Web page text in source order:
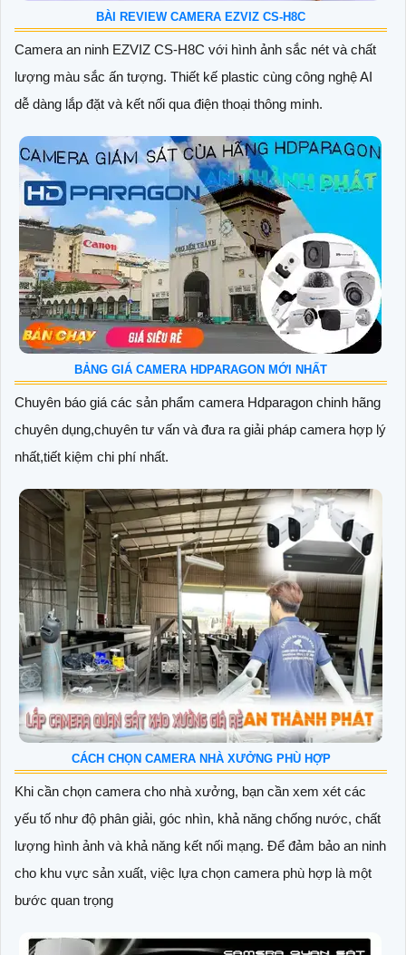
BÀI REVIEW CAMERA EZVIZ CS-H8C
Camera an ninh EZVIZ CS-H8C với hình ảnh sắc nét và chất
lượng màu sắc ấn tượng. Thiết kế plastic cùng công nghệ AI
dễ dàng lắp đặt và kết nối qua điện thoại thông minh.
BẢNG GIÁ CAMERA HDPARAGON MỚI NHẤT
Chuyên báo giá các sản phẩm camera Hdparagon chinh hãng
chuyên dụng,chuyên tư vấn và đưa ra giải pháp camera hợp lý
nhất,tiết kiệm chi phí nhất.
CÁCH CHỌN CAMERA NHÀ XƯỞNG PHÙ HỢP
Khi cần chọn camera cho nhà xưởng, bạn cần xem xét các
yếu tố như độ phân giải, góc nhìn, khả năng chống nước, chất
lượng hình ảnh và khả năng kết nối mạng. Để đảm bảo an ninh
cho khu vực sản xuất, việc lựa chọn camera phù hợp là một
bước quan trọng